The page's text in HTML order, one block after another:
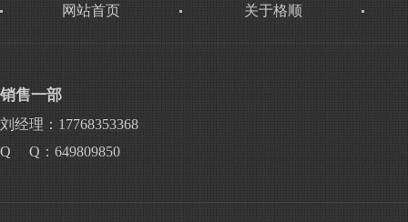
网站首页 关于格顺
销售一部
刘经理：17768353368
Q Q：649809850